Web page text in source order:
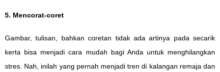
5. Mencorat-coret
Gambar, tulisan, bahkan coretan tidak ada artinya pada secarik
kerta bisa menjadi cara mudah bagi Anda untuk menghilangkan
stres. Nah, inilah yang pernah menjadi tren di kalangan remaja dan